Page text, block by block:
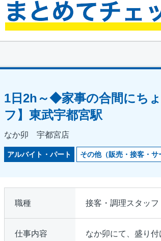
1日2h～◆家事の合間にち
フ】東武宇都宮駅
なか卯 宇都宮店
アルバイト・パート その他（販売・接客・サ
職種 接客・調理スタッフ
仕事内容 なか卯にて、盛り付